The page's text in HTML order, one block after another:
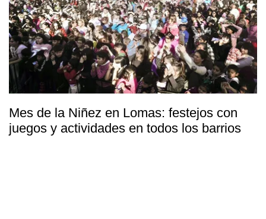
Mes de la Niñez en Lomas: festejos con
juegos y actividades en todos los barrios